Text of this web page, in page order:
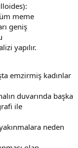
meme
geniş
yapılır.
emzirmiş kadınlar
duvarında başka
ile
neden